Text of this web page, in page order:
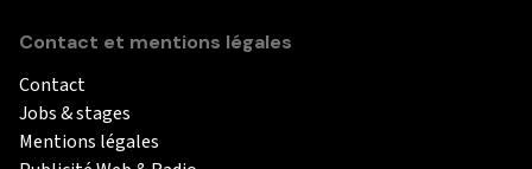
Contact et mentions légales
Contact
Jobs & stages
Mentions légales